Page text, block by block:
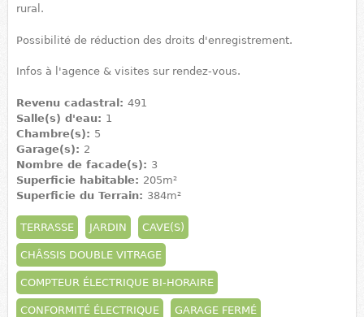
rural.
Possibilité de réduction des droits d'enregistrement.
Infos à l'agence & visites sur rendez-vous.
Revenu cadastral: 491
Salle(s) d'eau: 1
Chambre(s): 5
Garage(s): 2
Nombre de facade(s): 3
Superficie habitable: 205m²
Superficie du Terrain: 384m²
TERRASSE JARDIN CAVE(S)
CHÂSSIS DOUBLE VITRAGE
COMPTEUR ÉLECTRIQUE BI-HORAIRE
CONFORMITÉ ÉLECTRIQUE GARAGE FERMÉ